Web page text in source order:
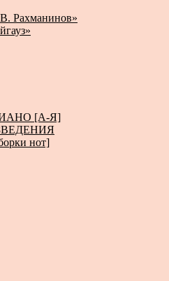
Рахманинов»
[А-Я]
нот]